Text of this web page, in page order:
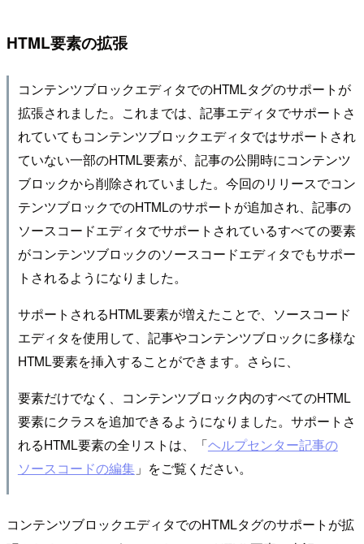
HTML要素の拡張
コンテンツブロックエディタでのHTMLタグのサポートが
拡張されました。これまでは、記事エディタでサポートさ
れていてもコンテンツブロックエディタではサポートされ
ていない一部のHTML要素が、記事の公開時にコンテンツ
ブロックから削除されていました。今回のリリースでコン
テンツブロックでのHTMLのサポートが追加され、記事の
ソースコードエディタでサポートされているすべての要素
がコンテンツブロックのソースコードエディタでもサポー
トされるようになりました。
サポートされるHTML要素が増えたことで、ソースコード
エディタを使用して、記事やコンテンツブロックに多様な
HTML要素を挿入することができます。さらに、
要素だけでなく、コンテンツブロック内のすべてのHTML
要素にクラスを追加できるようになりました。サポートさ
れるHTML要素の全リストは、「ヘルプセンター記事の
ソースコードの編集」をご覧ください。
コンテンツブロックエディタでのHTMLタグのサポートが拡